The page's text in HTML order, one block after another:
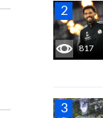
817